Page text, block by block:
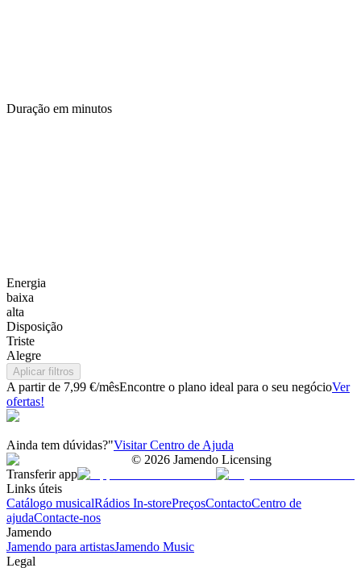
Duração em minutos
Energia
baixa
alta
Disposição
Triste
Alegre
Aplicar filtros
A partir de 7,99 €/mêsEncontre o plano ideal para o seu negócioVer
ofertas!
Ainda tem dúvidas?"Visitar Centro de Ajuda
© 2026 Jamendo Licensing
Transferir app
Links úteis
Catálogo musicalRádios In-storePreçosContactoCentro de
ajudaContacte-nos
Jamendo
Jamendo para artistasJamendo Music
Legal